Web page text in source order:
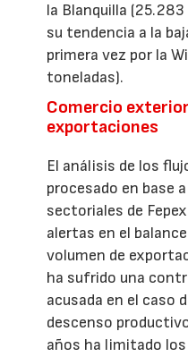
la Blanquilla
su tendencia a la
primera vez por la
toneladas).
Comercio
exportaciones
El análisis de los
procesado en base
sectoriales de
alertas en el
volumen de
ha sufrido una
acusada en el caso
descenso
años ha limitado